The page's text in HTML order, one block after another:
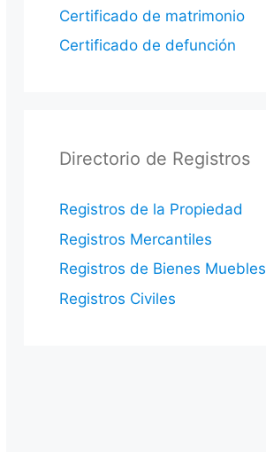
Certificado de matrimonio
Certificado de defunción
Directorio de Registros
Registros de la Propiedad
Registros Mercantiles
Registros de Bienes Muebles
Registros Civiles